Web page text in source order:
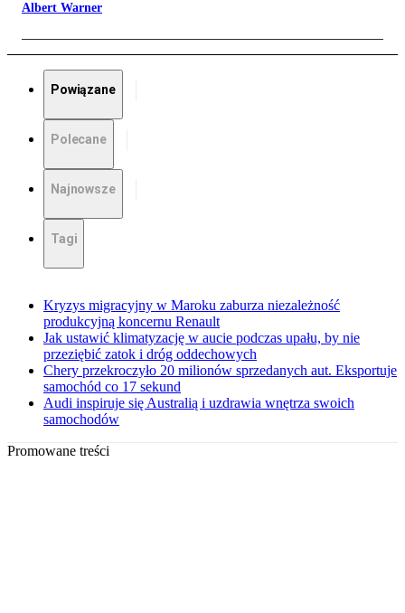
Albert Warner
Powiązane
Polecane
Najnowsze
Tagi
Kryzys migracyjny w Maroku zaburza niezależność
produkcyjną koncernu Renault
Jak ustawić klimatyzację w aucie podczas upału, by nie
przeziębić zatok i dróg oddechowych
Chery przekroczyło 20 milionów sprzedanych aut. Eksportuje
samochód co 17 sekund
Audi inspiruje się Australią i uzdrawia wnętrza swoich
samochodów
Promowane treści